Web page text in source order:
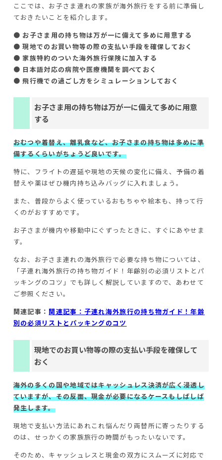
ここでは、お子さま連れの家族が海外旅行をする前に準備し
ておきたいことを紹介します。
● お子さま用の持ち物は万が一に備えて多めに用意する
● 現地でのお買い物等の際の支払い手段を確保しておく
● 家族特約のついた海外旅行保険に加入する
● 日本語対応の病院や医療機関を調べておく
● 飛行機での過ごし方をシミュレーションしておく
お子さま用の持ち物は万が一に備えて多めに用意
する
おむつや着替え、離乳食など、お子さまの持ち物は多めに準
備するくらいがちょうど良いです。
特に、フライトの遅延や現地の天候の変化に備え、予備の着
替えや薬はぜひ機内持ち込みバッグに入れましょう。
また、普段からよく使っているおもちゃや絵本も、持って行
くのがおすすめです。
お子さまが機内や移動中にぐずったときに、すぐにあやせま
す。
なお、お子さま連れの海外旅行で必要な持ち物については、
「子連れ海外旅行の持ち物ガイド！年齢別の必須リストとパ
ッキングのコツ」でも詳しく解説していますので、あわせて
ご参照ください。
関連記事： 関連記事：子連れ海外旅行の持ち物ガイド！年齢
別の必須リストとパッキングのコツ
現地でのお買い物等の際の支払い手段を確保して
おく
海外の多くの国や地域ではキャッシュレス決済が広く浸透し
ていますが、その反面、現金が必要になるケースもしばしば
発生します。
現地で支払い方法にあれこれ悩んだり両替所に寄ったりする
のは、せっかくの家族旅行の時間がもったいないです。
そのため、キャッシュレスと現金の双方にスムーズに対応で